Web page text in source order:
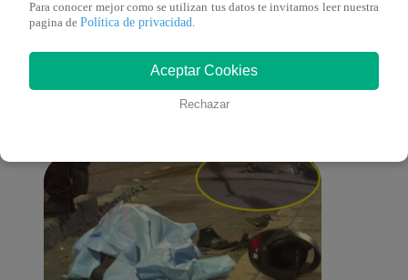
También te puede
interesar
Para conocer mejor como se utilizan tus datos te invitamos leer nuestra
pagina de Política de privacidad.
Aceptar Cookies
Rechazar